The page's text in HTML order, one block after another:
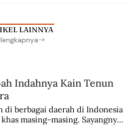
LAINNYA
Indahnya Kain Tenun
di berbagai daerah di Indonesia
masing-masing. Sayangnya,